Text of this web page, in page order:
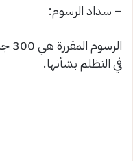
– سداد الرسوم:
في التظلم بشأنها.